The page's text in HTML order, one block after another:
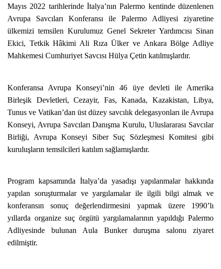
Mayıs 2022 tarihlerinde İtalya’nın Palermo kentinde düzenlenen
Avrupa Savcıları Konferansı ile Palermo Adliyesi ziyaretine
ülkemizi temsilen Kurulumuz Genel Sekreter Yardımcısı Sinan
Ekici, Tetkik Hâkimi Ali Rıza Ülker ve Ankara Bölge Adliye
Mahkemesi Cumhuriyet Savcısı Hülya Çetin katılmışlardır.
Konferansa Avrupa Konseyi’nin 46 üye devleti ile Amerika
Birleşik Devletleri, Cezayir, Fas, Kanada, Kazakistan, Libya,
Tunus ve Vatikan’dan üst düzey savcılık delegasyonları ile Avrupa
Konseyi, Avrupa Savcıları Danışma Kurulu, Uluslararası Savcılar
Birliği, Avrupa Konseyi Siber Suç Sözleşmesi Komitesi gibi
kuruluşların temsilcileri katılım sağlamışlardır.
Program kapsamında İtalya’da yasadışı yapılanmalar hakkında
yapılan soruşturmalar ve yargılamalar ile ilgili bilgi almak ve
konferansın sonuç değerlendirmesini yapmak üzere 1990’lı
yıllarda organize suç örgütü yargılamalarının yapıldığı Palermo
Adliyesinde bulunan Aula Bunker duruşma salonu ziyaret
edilmiştir.